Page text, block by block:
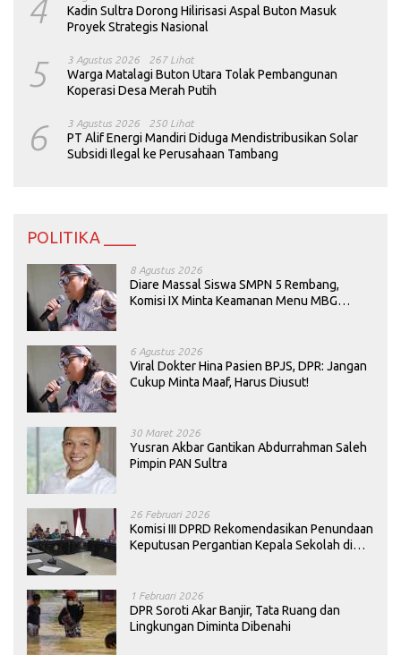
4
Kadin Sultra Dorong Hilirisasi Aspal Buton Masuk
Proyek Strategis Nasional
5 3 Agustus 2026 267 Lihat
Warga Matalagi Buton Utara Tolak Pembangunan
Koperasi Desa Merah Putih
6 3 Agustus 2026 250 Lihat
PT Alif Energi Mandiri Diduga Mendistribusikan Solar
Subsidi Ilegal ke Perusahaan Tambang
POLITIKA ____
8 Agustus 2026
Diare Massal Siswa SMPN 5 Rembang,
Komisi IX Minta Keamanan Menu MBG
6 Agustus 2026
Viral Dokter Hina Pasien BPJS, DPR: Jangan
Cukup Minta Maaf, Harus Diusut!
30 Maret 2026
Yusran Akbar Gantikan Abdurrahman Saleh
Pimpin PAN Sultra
26 Februari 2026
Komisi III DPRD Rekomendasikan Penundaan
Keputusan Pergantian Kepala Sekolah di
1 Februari 2026
DPR Soroti Akar Banjir, Tata Ruang dan
Lingkungan Diminta Dibenahi